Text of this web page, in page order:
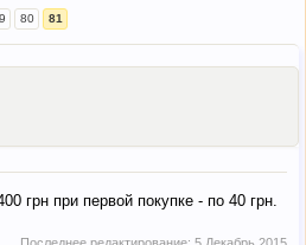
80 81
грн при первой покупке - по 40 грн.